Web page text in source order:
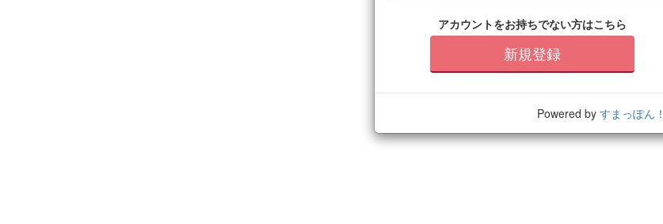
アカウントをお持ちでない方はこちら
新規登録
Powered by すまっぽん！